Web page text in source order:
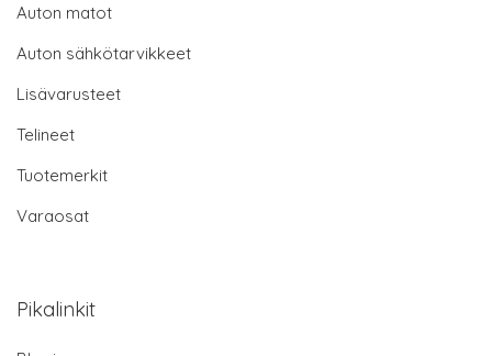
Auton matot
Auton sähkötarvikkeet
Lisävarusteet
Telineet
Tuotemerkit
Varaosat
Pikalinkit